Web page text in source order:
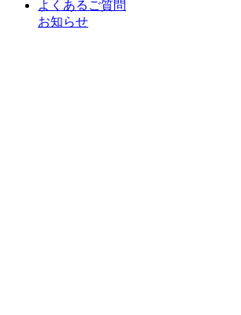
よくあるご質問
お知らせ